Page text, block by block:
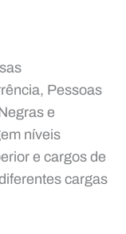
Pessoas
e
níveis
e cargos de
cargas